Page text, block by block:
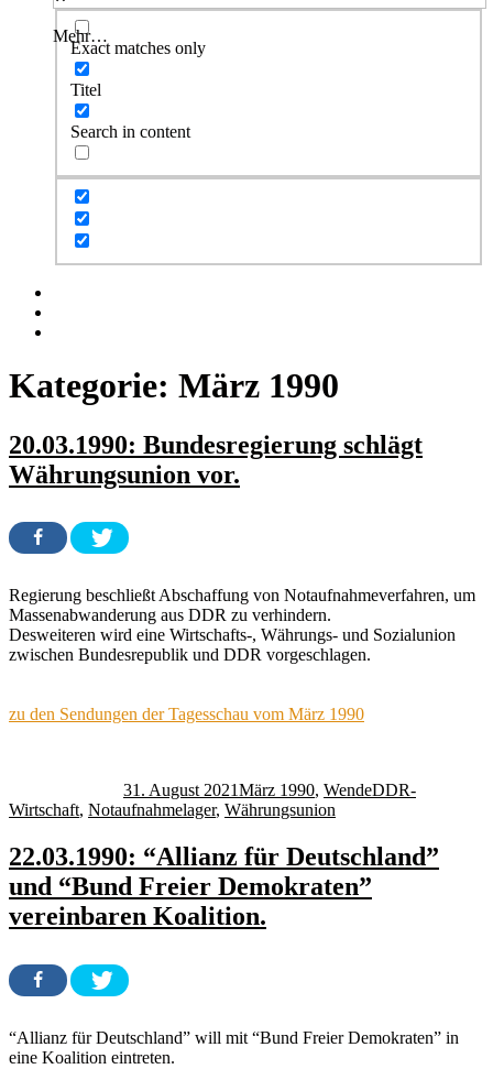
Mehr…
Exact matches only
Titel
Search in content
Kategorie: März 1990
20.03.1990: Bundesregierung schlägt
Währungsunion vor.
Regierung beschließt Abschaffung von Notaufnahmeverfahren, um
Massenabwanderung aus DDR zu verhindern.
Desweiteren wird eine Wirtschafts-, Währungs- und Sozialunion
zwischen Bundesrepublik und DDR vorgeschlagen.
zu den Sendungen der Tagesschau vom März 1990
31. August 2021März 1990, WendeDDR-
Wirtschaft, Notaufnahmelager, Währungsunion
22.03.1990: “Allianz für Deutschland”
und “Bund Freier Demokraten”
vereinbaren Koalition.
“Allianz für Deutschland” will mit “Bund Freier Demokraten” in
eine Koalition eintreten.